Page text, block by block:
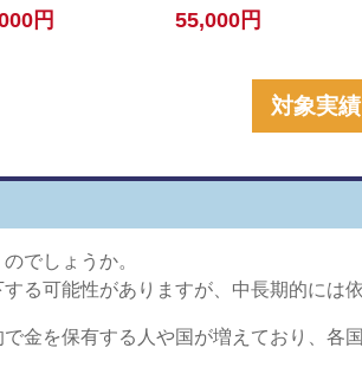
小牧】
円
査定価格を公開！【小
55,000円
対象実
でしょうか。
る可能性がありますが、中長期的には
金を保有する人や国が増えており、各